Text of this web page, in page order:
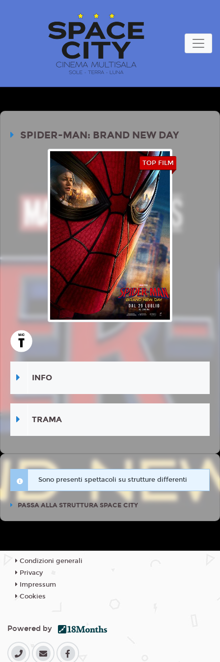
SPIDER-MAN: BRAND NEW DAY
TOP FILM
INFO
TRAMA
Sono presenti spettacoli su strutture differenti
PASSA ALLA STRUTTURA SPACE CITY
Condizioni generali
Privacy
Impressum
Cookies
Powered by